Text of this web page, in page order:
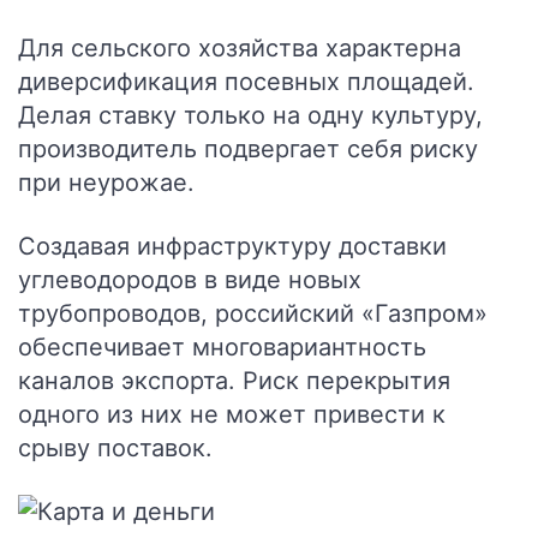
Для сельского хозяйства характерна
диверсификация посевных площадей.
Делая ставку только на одну культуру,
производитель подвергает себя риску
при неурожае.
Создавая инфраструктуру доставки
углеводородов в виде новых
трубопроводов, российский «Газпром»
обеспечивает многовариантность
каналов экспорта. Риск перекрытия
одного из них не может привести к
срыву поставок.